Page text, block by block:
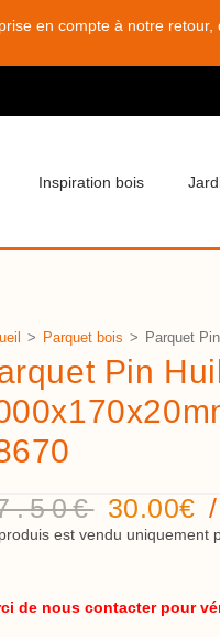
en compte à notre
Inspiration bois
> Parquet bois > Parquet
Pin
€ 30.00€
est vendu uniquement
de nous contacter pour